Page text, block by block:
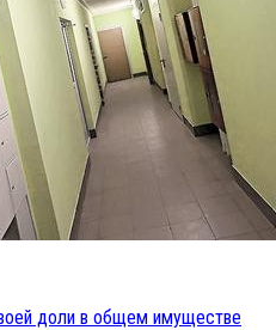
доли в общем имуществе